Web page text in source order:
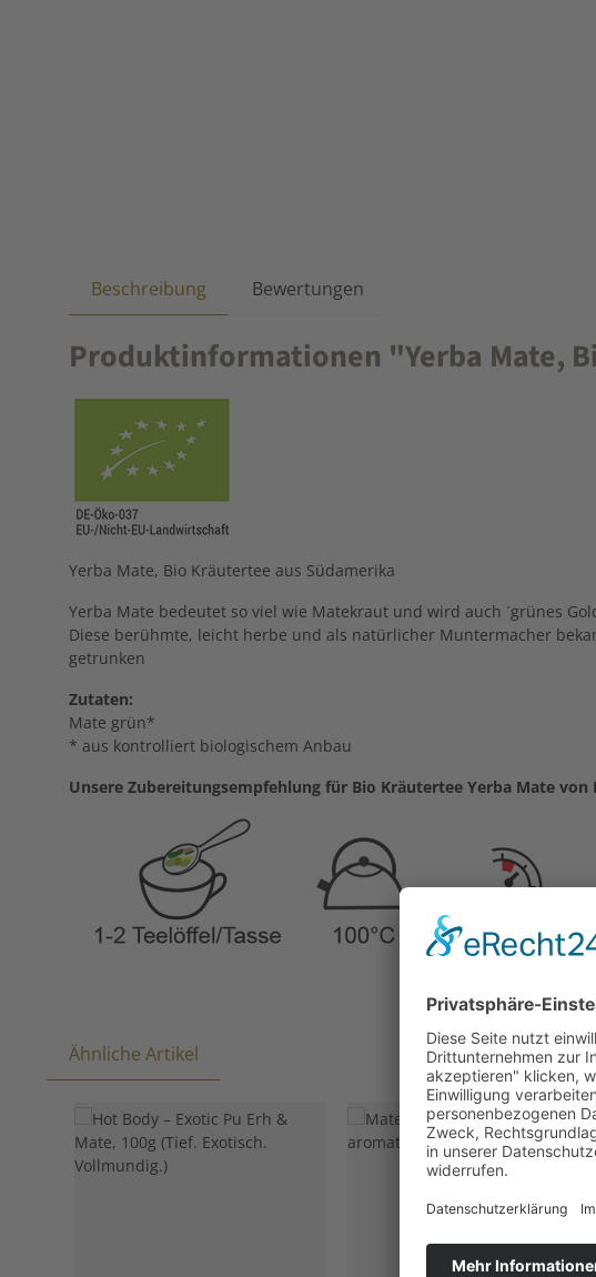
Beschreibung Bewertungen
Produktinformationen "Yerba Mate,
Yerba Mate, Bio Kräutertee aus Südamerika
Yerba Mate bedeutet so viel wie Matekraut und wird auch ´grünes
Diese berühmte, leicht herbe und als natürlicher Muntermacher
getrunken
Zutaten:
Mate grün*
* aus kontrolliert biologischem Anbau
Unsere Zubereitungsempfehlung für Bio Kräutertee Yerba Mate von
Ähnliche Artikel
Produktgalerie überspringen